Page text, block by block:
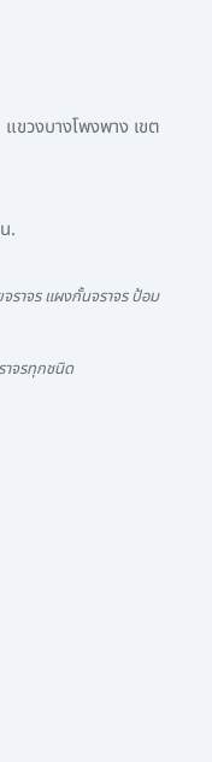
ขวงบางโพงพาง เขต
.
ราจร แผงกั้นจราจร ป้อม
าจรทุกชนิด